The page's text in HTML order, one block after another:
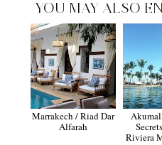
YOU MAY ALSO
Marrakech / Riad Dar
Alfarah
Riviera